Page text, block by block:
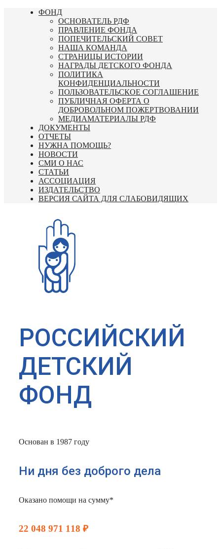
Перейти
ФОНД
ОСНОВАТЕЛЬ РДФ
ПРАВЛЕНИЕ ФОНДА
ПОПЕЧИТЕЛЬСКИЙ СОВЕТ
НАША КОМАНДА
СТРАНИЦЫ ИСТОРИИ
НАГРАДЫ ДЕТСКОГО ФОНДА
ПОЛИТИКА
КОНФИДЕНЦИАЛЬНОСТИ
ПОЛЬЗОВАТЕЛЬСКОЕ СОГЛАШЕНИЕ
ПУБЛИЧНАЯ ОФЕРТА О
ДОБРОВОЛЬНОМ ПОЖЕРТВОВАНИИ
МЕДИАМАТЕРИАЛЫ РДФ
ДОКУМЕНТЫ
ОТЧЕТЫ
НУЖНА ПОМОЩЬ?
НОВОСТИ
СМИ О НАС
СТАТЬИ
АССОЦИАЦИЯ
ИЗДАТЕЛЬСТВО
ВЕРСИЯ САЙТА ДЛЯ СЛАБОВИДЯЩИХ
РОССИЙСКИЙ
ДЕТСКИЙ
ФОНД
Основан в 1987 году
Ни дня без доброго дела
Оказано помощи на сумму*
22 048 971 118 ₽